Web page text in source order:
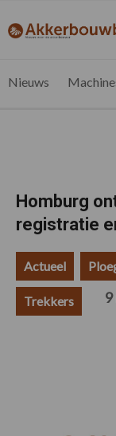
de
de
de
de
Nieuws
Homburg
registratie
Actueel
Trekkers 9